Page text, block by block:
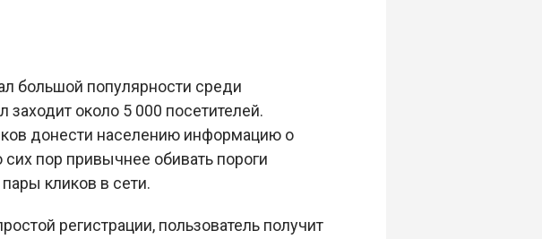
большой популярности среди
заходит около 5 000 посетителей.
донести населению информацию о
пор привычнее обивать пороги
кликов в сети.
регистрации, пользователь получит